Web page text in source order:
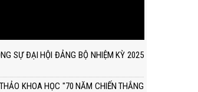
SỰ ĐẠI HỘI ĐẢNG BỘ NHIỆM KỲ 2025
KHOA HỌC "70 NĂM CHIẾN THẮNG